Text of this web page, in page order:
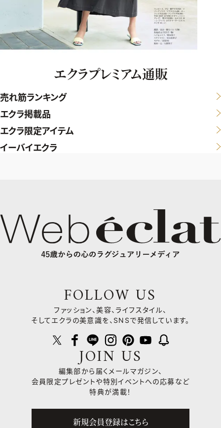
エクラプレミアム通販
売れ筋ランキング
エクラ掲載品
エクラ限定アイテム
イーバイエクラ
FOLLOW US
ファッション、美容、ライフスタイル、
そしてエクラの美意識を、SNSで発信しています。
JOIN US
編集部から届くメールマガジン、
会員限定プレゼントや特別イベントへの応募など
特典が満載！
新規会員登録はこちら